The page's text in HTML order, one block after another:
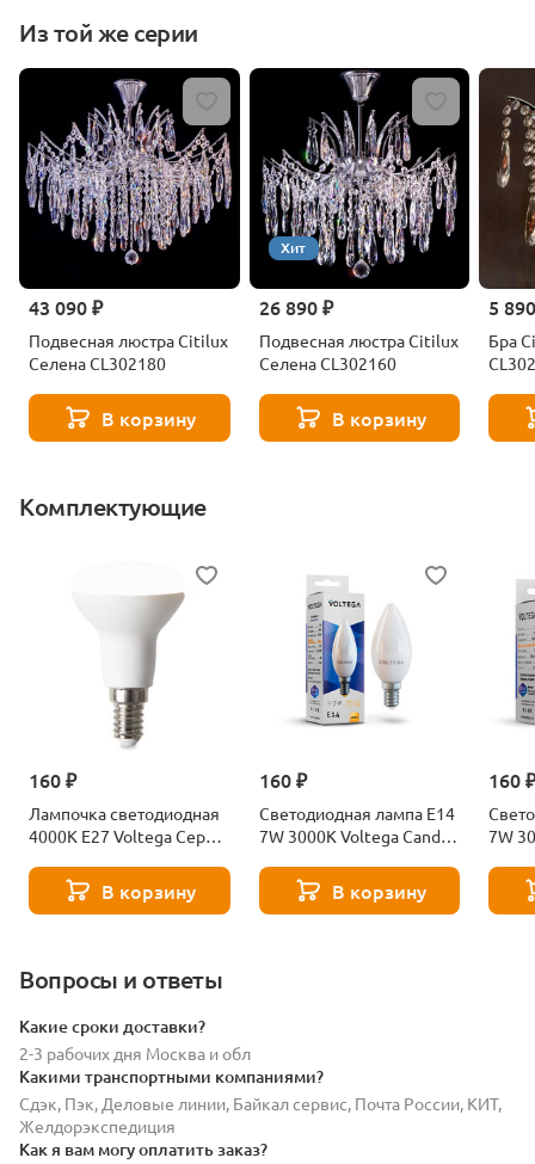
Из той же серии
43 090 ₽
Подвесная люстра Citilux
Селена CL302180
В корзину
Хит
26 890 ₽
Подвесная люстра Citilux
Селена CL302160
В корзину
5
Бра
Комплектующие
160 ₽
Лампочка светодиодная
4000К Е27 Voltega Серия
В корзину
160 ₽
Светодиодная лампа E14
7W 3000K Voltega Candle
В корзину
160
7W
Вопросы и ответы
Какие сроки доставки?
2-3 рабочих дня Москва и обл
Какими транспортными компаниями?
Сдэк, Пэк, Деловые линии, Байкал сервис, Почта России, КИТ,
Желдорэкспедиция
Как я вам могу оплатить заказ?